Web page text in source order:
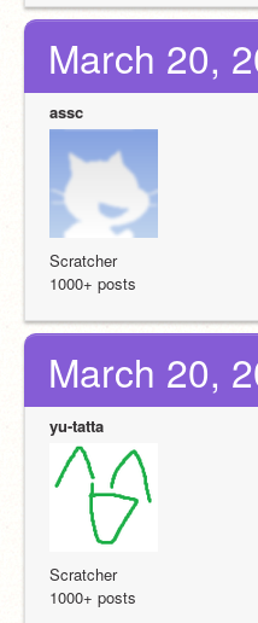
March 20,
assc
Scratcher
1000+ posts
March 20,
yu-tatta
Scratcher
1000+ posts